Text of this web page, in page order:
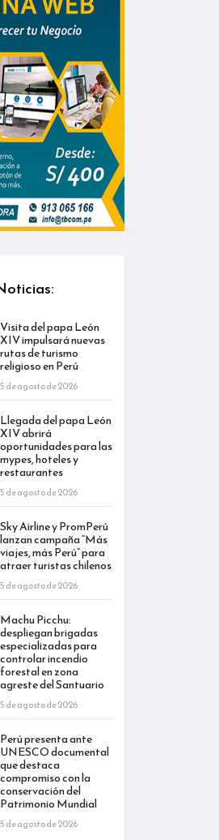
Visita del papa León
XIV impulsará nuevas
rutas de turismo
religioso en Perú
5 de agosto de 2026
Llegada del papa León
XIV abrirá
oportunidades para las
mypes, hoteles y
restaurantes
5 de agosto de 2026
Sky Airline y PromPerú
lanzan campaña “Más
viajes, más Perú” para
atraer turistas chilenos
5 de agosto de 2026
Machu Picchu:
despliegan brigadas
especializadas para
controlar incendio
forestal en zona
agreste del Santuario
5 de agosto de 2026
Perú presenta ante
UNESCO documental
que destaca
compromiso con la
conservación del
Patrimonio Mundial
5 de agosto de 2026